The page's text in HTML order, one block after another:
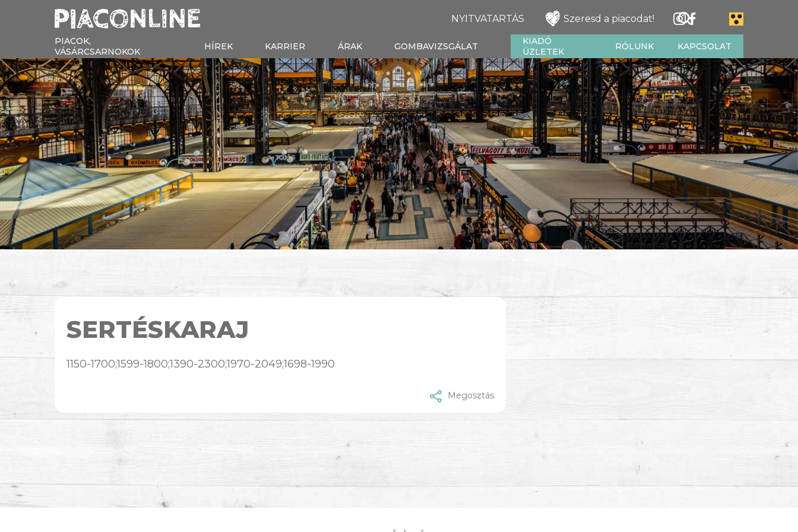
NYITVATARTÁS Szeresd a piacodat!
PIACOK,
VÁSÁRCSARNOKOK
HÍREK KARRIER ÁRAK GOMBAVIZSGÁLAT
KIADÓ
ÜZLETEK
RÓLUNK KAPCSOLAT
SERTÉSKARAJ
1150-1700;1599-1800;1390-2300;1970-2049;1698-1990
Megosztás